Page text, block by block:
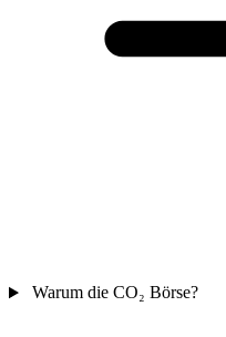
Warum die CO₂ Börse?